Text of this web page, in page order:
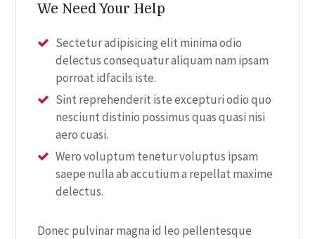
We Need Your Help
Sectetur adipisicing elit minima odio
delectus consequatur aliquam nam ipsam
porroat idfacils iste.
Sint reprehenderit iste excepturi odio quo
nesciunt distinio possimus quas quasi nisi
aero cuasi.
Wero voluptum tenetur voluptus ipsam
saepe nulla ab accutium a repellat maxime
delectus.
Donec pulvinar magna id leo pellentesque